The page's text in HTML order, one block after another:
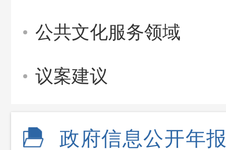
公共文化服务领域
议案建议
政府信息公开年